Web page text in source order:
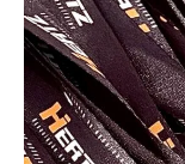
possa escolher o que
igreja, com total
Dessa forma, é
membresia e utilizar
missões de
e até missões